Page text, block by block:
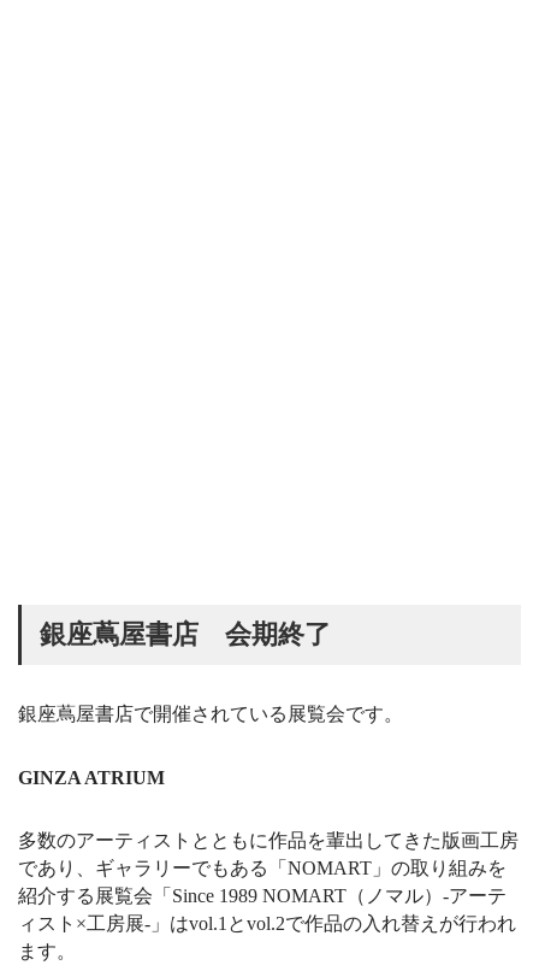
銀座蔦屋書店 会期終了
銀座蔦屋書店で開催されている展覧会です。
GINZA ATRIUM
多数のアーティストとともに作品を輩出してきた版画工房
であり、ギャラリーでもある「NOMART」の取り組みを
紹介する展覧会「Since 1989 NOMART（ノマル）-アーテ
ィスト×工房展-」はvol.1とvol.2で作品の入れ替えが行われ
ます。